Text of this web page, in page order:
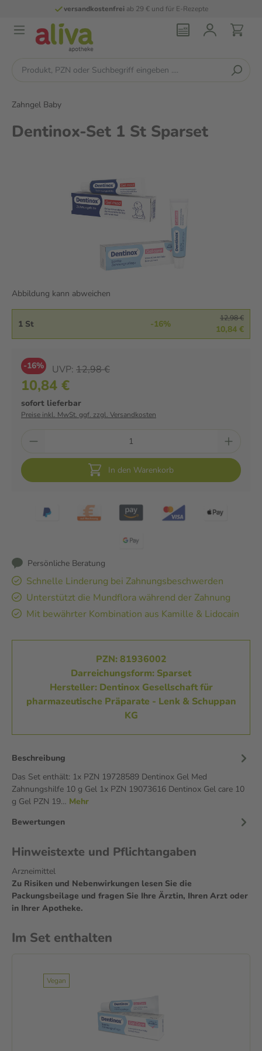
versandkostenfreiab 29 € und für E-Rezepte
Zahngel Baby
Dentinox-Set 1 St Sparset
Abbildung kann abweichen
1 St -16%
12,98 €
10,84 €
-16% UVP: 12,98 €
10,84 €
sofort lieferbar
Preise inkl. MwSt. ggf. zzgl. Versandkosten
In den Warenkorb
Persönliche Beratung
Schnelle Linderung bei Zahnungsbeschwerden
Unterstützt die Mundflora während der Zahnung
Mit bewährter Kombination aus Kamille & Lidocain
PZN: 81936002
Darreichungsform: Sparset
Hersteller: Dentinox Gesellschaft für
pharmazeutische Präparate - Lenk & Schuppan
KG
Beschreibung
Das Set enthält: 1x PZN 19728589 Dentinox Gel Med
Zahnungshilfe 10 g Gel 1x PZN 19073616 Dentinox Gel care 10
g Gel PZN 19… Mehr
Bewertungen
Hinweistexte und Pflichtangaben
Arzneimittel
Zu Risiken und Nebenwirkungen lesen Sie die
Packungsbeilage und fragen Sie Ihre Ärztin, Ihren Arzt oder
in Ihrer Apotheke.
Im Set enthalten
Vegan